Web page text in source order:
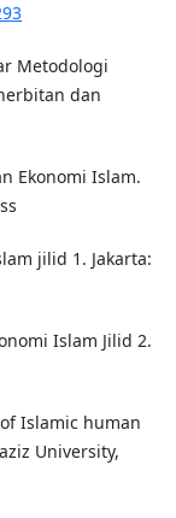
Metodologi
dan
Ekonomi Islam.
jilid 1. Jakarta:
Islam Jilid 2.
Islamic human
University,